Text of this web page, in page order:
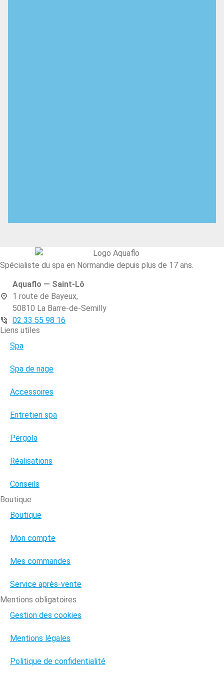
Spécialiste du spa en Normandie depuis plus de 17 ans.
Aquaflo — Saint-Lô
1 route de Bayeux,
50810 La Barre-de-Semilly
02 33 55 98 16
Liens utiles
Spa
Spa de nage
Accessoires
Entretien spa
Pergola
Réalisations
Conseils
Boutique
Boutique
Mon compte
Mes commandes
Service après-vente
Mentions obligatoires
Gestion des cookies
Mentions légales
Politique de confidentialité